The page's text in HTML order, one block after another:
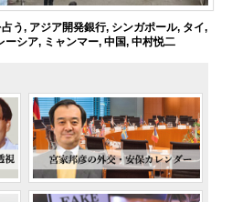
う, アジア開発銀行, シンガポール, タイ,
ーシア, ミャンマー,中国,中村悦二